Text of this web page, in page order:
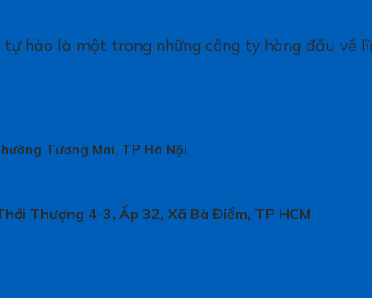
tự hào là một trong những công ty hàng đầu
Tương Mai, TP Hà Nội
Thượng 4-3, Ấp 32, Xã Bà Điểm, TP HCM